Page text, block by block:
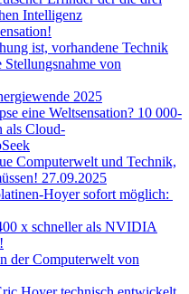
Intelligenz
ist, vorhandene Technik
von
2025
eine Weltsensation? 10 000-
als Cloud-
Computerwelt und Technik,
27.09.2025
Hoyer sofort möglich:
x schneller als NVIDIA
der Computerwelt von